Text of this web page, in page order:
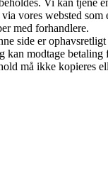
Vi kan tjene
vores websted som
med forhandlere.
side er
kan modtage betaling
må ikke kopieres